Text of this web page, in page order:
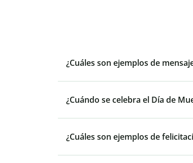
¿Cuáles son ejemplos de
¿Cuándo se celebra el Día de
¿Cuáles son ejemplos de